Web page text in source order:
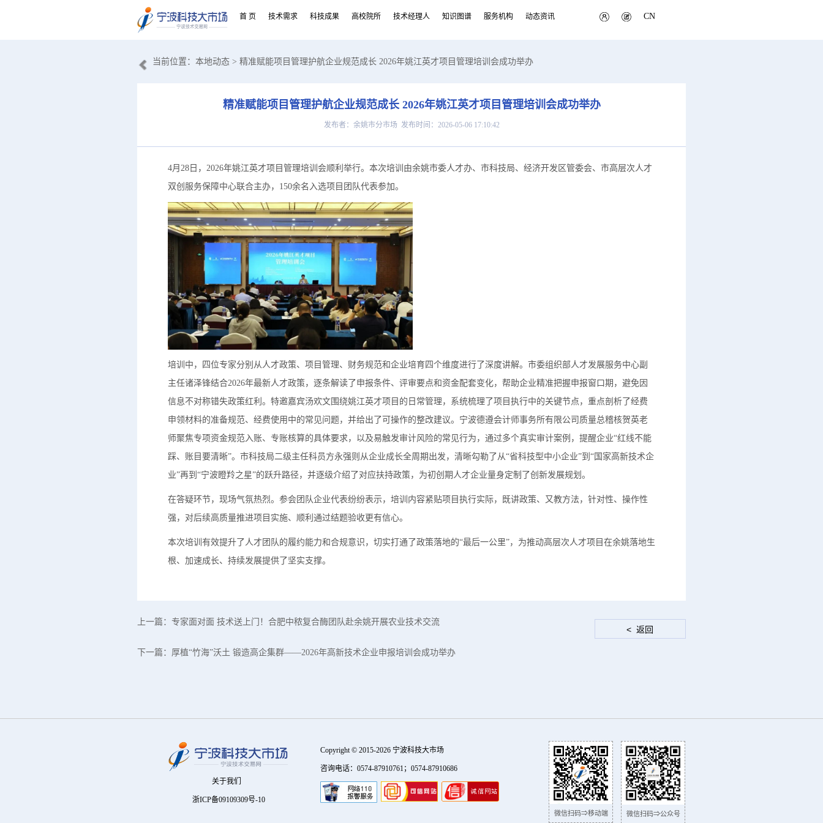
首 页 技术需求 科技成果 高校院所 技术经理人 知识图谱 服务机构 动态资讯 CN
当前位置： 本地动态 > 精准赋能项目管理护航企业规范成长 2026年姚江英才项目管理培训会成功举办
精准赋能项目管理护航企业规范成长 2026年姚江英才项目管理培训会成功举办
发布者：余姚市分市场 发布时间：2026-05-06 17:10:42
4月28日，2026年姚江英才项目管理培训会顺利举行。本次培训由余姚市委人才办、市科技局、经济开发区管委会、市高层次人才
双创服务保障中心联合主办，150余名入选项目团队代表参加。
培训中，四位专家分别从人才政策、项目管理、财务规范和企业培育四个维度进行了深度讲解。市委组织部人才发展服务中心副
主任诸泽锋结合2026年最新人才政策，逐条解读了申报条件、评审要点和资金配套变化，帮助企业精准把握申报窗口期，避免因
信息不对称错失政策红利。特邀嘉宾汤欢文围绕姚江英才项目的日常管理，系统梳理了项目执行中的关键节点，重点剖析了经费
申领材料的准备规范、经费使用中的常见问题，并给出了可操作的整改建议。宁波德遵会计师事务所有限公司质量总稽核贺英老
师聚焦专项资金规范入账、专账核算的具体要求，以及易触发审计风险的常见行为，通过多个真实审计案例，提醒企业“红线不能
踩、账目要清晰”。市科技局二级主任科员方永强则从企业成长全周期出发，清晰勾勒了从“省科技型中小企业”到“国家高新技术企
业”再到“宁波瞪羚之星”的跃升路径，并逐级介绍了对应扶持政策，为初创期人才企业量身定制了创新发展规划。
在答疑环节，现场气氛热烈。参会团队企业代表纷纷表示，培训内容紧贴项目执行实际，既讲政策、又教方法，针对性、操作性
强，对后续高质量推进项目实施、顺利通过结题验收更有信心。
本次培训有效提升了人才团队的履约能力和合规意识，切实打通了政策落地的“最后一公里”，为推动高层次人才项目在余姚落地生
根、加速成长、持续发展提供了坚实支撑。
上一篇： 专家面对面 技术送上门！合肥中秾复合酶团队赴余姚开展农业技术交流
下一篇： 厚植“竹海”沃土 锻造高企集群——2026年高新技术企业申报培训会成功举办
关于我们
浙ICP备09109309号-10
Copyright © 2015-2026 宁波科技大市场
咨询电话：0574-87910761；0574-87910686
微信扫码⇒移动端 微信扫码⇒公众号